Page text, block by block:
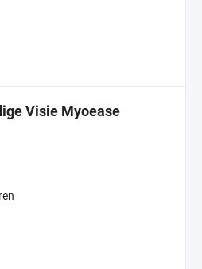
Visie Myoease